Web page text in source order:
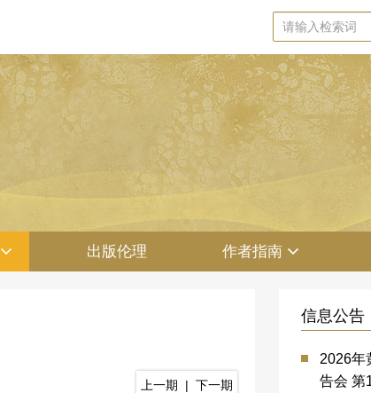
出版伦理 作者指南
上一期 | 下一期
信息公告
2026年
告会 第